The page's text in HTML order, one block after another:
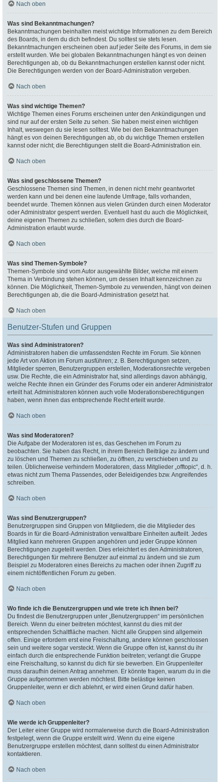
Nach oben
Was sind Bekanntmachungen?
Bekanntmachungen beinhalten meist wichtige Informationen zu dem Bereich
des Boards, in dem du dich befindest. Du solltest sie stets lesen.
Bekanntmachungen erscheinen oben auf jeder Seite des Forums, in dem sie
erstellt wurden. Wie bei globalen Bekanntmachungen hängt es von deinen
Berechtigungen ab, ob du Bekanntmachungen erstellen kannst oder nicht.
Die Berechtigungen werden von der Board-Administration vergeben.
Nach oben
Was sind wichtige Themen?
Wichtige Themen eines Forums erscheinen unter den Ankündigungen und
sind nur auf der ersten Seite zu sehen. Sie haben meist einen wichtigen
Inhalt, weswegen du sie lesen solltest. Wie bei den Bekanntmachungen
hängt es von deinen Berechtigungen ab, ob du wichtige Themen erstellen
kannst oder nicht; die Berechtigungen stellt die Board-Administration ein.
Nach oben
Was sind geschlossene Themen?
Geschlossene Themen sind Themen, in denen nicht mehr geantwortet
werden kann und bei denen eine laufende Umfrage, falls vorhanden,
beendet wurde. Themen können aus vielen Gründen durch einen Moderator
oder Administrator gesperrt werden. Eventuell hast du auch die Möglichkeit,
deine eigenen Themen zu schließen, sofern dies durch die Board-
Administration erlaubt wurde.
Nach oben
Was sind Themen-Symbole?
Themen-Symbole sind vom Autor ausgewählte Bilder, welche mit einem
Thema in Verbindung stehen können, um dessen Inhalt kennzeichnen zu
können. Die Möglichkeit, Themen-Symbole zu verwenden, hängt von deinen
Berechtigungen ab, die die Board-Administration gesetzt hat.
Nach oben
Benutzer-Stufen und Gruppen
Was sind Administratoren?
Administratoren haben die umfassendsten Rechte im Forum. Sie können
jede Art von Aktion im Forum ausführen; z. B. Berechtigungen setzen,
Mitglieder sperren, Benutzergruppen erstellen, Moderationsrechte vergeben
usw. Die Rechte, die ein Administrator hat, sind allerdings davon abhängig,
welche Rechte ihnen ein Gründer des Forums oder ein anderer Administrator
erteilt hat. Administratoren können auch volle Moderationsberechtigungen
haben, wenn ihnen das entsprechende Recht erteilt wurde.
Nach oben
Was sind Moderatoren?
Die Aufgabe der Moderatoren ist es, das Geschehen im Forum zu
beobachten. Sie haben das Recht, in ihrem Bereich Beiträge zu ändern und
zu löschen und Themen zu schließen, zu öffnen, zu verschieben und zu
teilen. Üblicherweise verhindern Moderatoren, dass Mitglieder „offtopic“, d. h.
etwas nicht zum Thema Passendes, oder Beleidigendes bzw. Angreifendes
schreiben.
Nach oben
Was sind Benutzergruppen?
Benutzergruppen sind Gruppen von Mitgliedern, die die Mitglieder des
Boards in für die Board-Administration verwaltbare Einheiten aufteilt. Jedes
Mitglied kann mehreren Gruppen angehören und jeder Gruppe können
Berechtigungen zugeteilt werden. Dies erleichtert es den Administratoren,
Berechtigungen für mehrere Benutzer auf einmal zu ändern und sie zum
Beispiel zu Moderatoren eines Bereichs zu machen oder ihnen Zugriff zu
einem nichtöffentlichen Forum zu geben.
Nach oben
Wo finde ich die Benutzergruppen und wie trete ich ihnen bei?
Du findest die Benutzergruppen unter „Benutzergruppen“ im persönlichen
Bereich. Wenn du einer beitreten möchtest, kannst du dies mit der
entsprechenden Schaltfläche machen. Nicht alle Gruppen sind allgemein
offen. Einige erfordern erst eine Freischaltung, andere können geschlossen
sein und weitere sogar versteckt. Wenn die Gruppe offen ist, kannst du ihr
einfach durch die entsprechende Funktion beitreten; verlangt die Gruppe
eine Freischaltung, so kannst du dich für sie bewerben. Ein Gruppenleiter
muss daraufhin deinen Antrag annehmen. Er könnte fragen, warum du in die
Gruppe aufgenommen werden möchtest. Bitte belästige keinen
Gruppenleiter, wenn er dich ablehnt, er wird einen Grund dafür haben.
Nach oben
Wie werde ich Gruppenleiter?
Der Leiter einer Gruppe wird normalerweise durch die Board-Administration
festgelegt, wenn die Gruppe erstellt wird. Wenn du eine eigene
Benutzergruppe erstellen möchtest, dann solltest du einen Administrator
kontaktieren.
Nach oben